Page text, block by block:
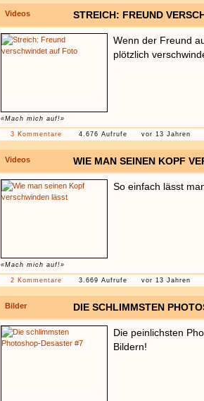
Videos STREICH: FREUND
«Mach mich auf!»
Wenn der Freund
plötzlich
3 Kommentare 4.676 Aufrufe vor 13 Jahren
Videos WIE MAN SEINEN KOPF
«Mach mich auf!»
So einfach lässt
2 Kommentare 3.669 Aufrufe vor 13 Jahren
Bilder DIE SCHLIMMSTEN
Die peinlichsten
Bildern!